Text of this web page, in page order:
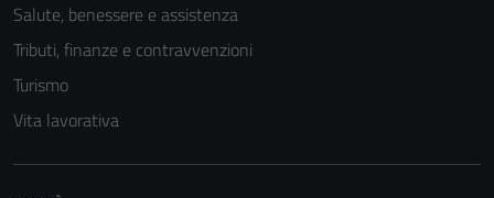
Salute, benessere e assistenza
Tributi, finanze e contravvenzioni
Turismo
Vita lavorativa